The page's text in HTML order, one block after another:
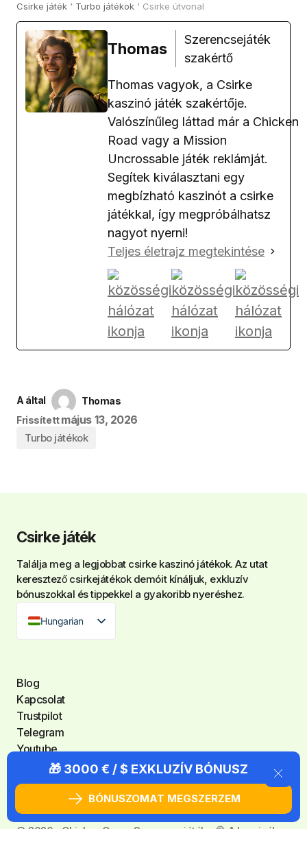
Csirke játék ' Turbo játékok ' Csirke útvonal
Thomas
Szerencsejáték
szakértő
Thomas vagyok, a Csirke
kaszinó játék szakértője.
Valószínűleg láttad már a Chicken
Road vagy a Mission
Uncrossable játék reklámját.
Segítek kiválasztani egy
megbízható kaszinót a csirke
játékkal, így megpróbálhatsz
nagyot nyerni!
Teljes életrajz megtekintése
A által
Thomas
Frissítettmájus 13, 2026
Turbo játékok
Csirke játék
Találja meg a legjobbat csirke kaszinó játékok. Az utat
keresztező csirkejátékok demóit kínáljuk, exkluzív
bónuszokkal és tippekkel a gyakoribb nyeréshez.
Hungarian
Blog
Kapcsolat
Trustpilot
Telegram
Youtube
©️ 2026 - Chicken Game Szerencsejáték - 🔞 A kaszinóban
🎁 3000 € / $ EXKLUZÍV BÓNUSZ
BÓNUSZOMAT MEGSZERZEM